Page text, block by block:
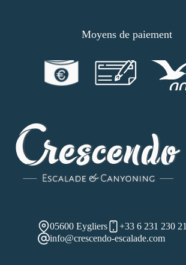
Moyens de paiement
05600 Eygliers
+33 6 231 230 21
info@crescendo-escalade.com